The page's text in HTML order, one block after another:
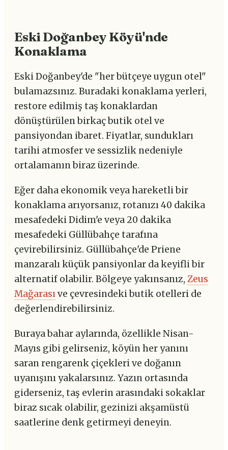
Eski Doğanbey Köyü'nde
Konaklama
Eski Doğanbey'de "her bütçeye uygun otel"
bulamazsınız. Buradaki konaklama yerleri,
restore edilmiş taş konaklardan
dönüştürülen birkaç butik otel ve
pansiyondan ibaret. Fiyatlar, sundukları
tarihi atmosfer ve sessizlik nedeniyle
ortalamanın biraz üzerinde.
Eğer daha ekonomik veya hareketli bir
konaklama arıyorsanız, rotanızı 40 dakika
mesafedeki Didim'e veya 20 dakika
mesafedeki Güllübahçe tarafına
çevirebilirsiniz. Güllübahçe'de Priene
manzaralı küçük pansiyonlar da keyifli bir
alternatif olabilir. Bölgeye yakınsanız, Zeus
Mağarasıve çevresindeki butik otelleri de
değerlendirebilirsiniz.
Buraya bahar aylarında, özellikle Nisan-
Mayıs gibi gelirseniz, köyün her yanını
saran rengarenk çiçekleri ve doğanın
uyanışını yakalarsınız. Yazın ortasında
giderseniz, taş evlerin arasındaki sokaklar
biraz sıcak olabilir, gezinizi akşamüstü
saatlerine denk getirmeyi deneyin.